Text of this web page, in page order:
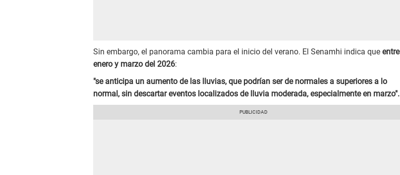
Sin embargo, el panorama cambia para el inicio del verano. El Senamhi indica que entre
enero y marzo del 2026:
"se anticipa un aumento de las lluvias, que podrían ser de normales a superiores a lo
normal, sin descartar eventos localizados de lluvia moderada, especialmente en marzo".